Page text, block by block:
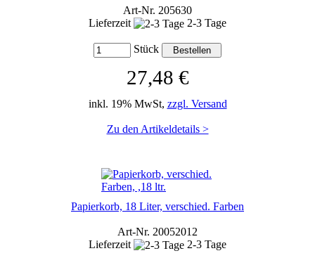
Art-Nr. 205630
Lieferzeit
2-3 Tage
Stück
27,48 €
inkl. 19% MwSt, zzgl. Versand
Zu den Artikeldetails >
Papierkorb, 18 Liter, verschied. Farben
Art-Nr. 20052012
Lieferzeit
2-3 Tage